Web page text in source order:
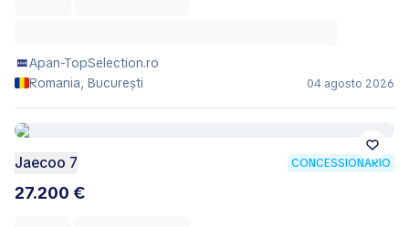
Apan-TopSelection.ro
Romania, București
04 agosto 2026
Jaecoo 7 CONCESSIONARIO
27.200 €